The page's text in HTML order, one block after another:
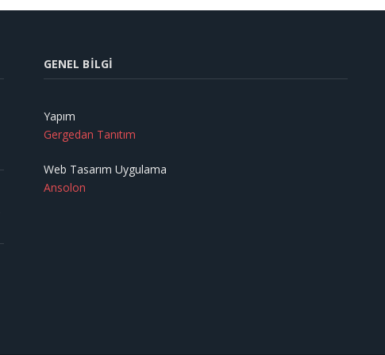
GENEL BILGI
Yapım
Gergedan Tanıtım
Web Tasarım Uygulama
Ansolon